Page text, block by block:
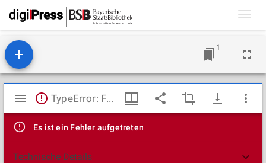
1
Mirador
Viewer
TypeError: Failed to fetch
Es ist ein Fehler aufgetreten
Technische Details